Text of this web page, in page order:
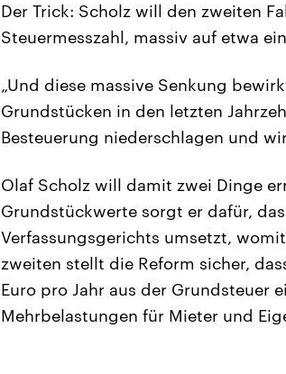
Der Trick: Scholz will den zweiten
Steuermesszahl, massiv auf etwa
„Und diese massive Senkung
Grundstücken in den letzten
Besteuerung niederschlagen und
Olaf Scholz will damit zwei Dinge
Grundstückwerte sorgt er dafür,
Verfassungsgerichts umsetzt,
zweiten stellt die Reform sicher,
Euro pro Jahr aus der Grundsteuer
Mehrbelastungen für Mieter und